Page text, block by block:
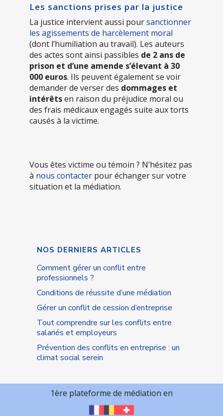
Les sanctions prises par la justice
La justice intervient aussi poursanctionner
les agissements de harcèlement moral
(dont l’humiliation au travail). Les auteurs
des actes sont ainsi passibles de 2 ans de
prison et d’une amende s’élevant à 30
000 euros. Ils peuvent également se voir
demander de verser des dommages et
intérêtsen raison du préjudice moral ou
des frais médicaux engagés suite aux torts
causés à la victime.
Vous êtes victime ou témoin ? N’hésitez pas
à nous contacter pour échanger sur votre
situation et la médiation.
NOS DERNIERS ARTICLES
Comment gérer un conflit entre
professionnels ?
Conditions de réussite d’une médiation
Gérer un conflit de cession d’entreprise
Tout comprendre sur les conflits entre
salariés et employeurs
Prévention des conflits en entreprise : un
climat social serein
1ère plateforme de médiation en